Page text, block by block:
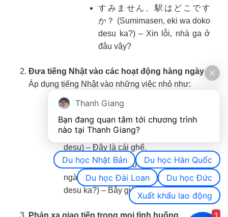
すみません、駅はどこです
か？ (Sumimasen, eki wa doko
desu ka?) – Xin lỗi, nhà ga ở
đâu vậy?
Đưa tiếng Nhật vào các hoạt động hàng ngày
Áp dụng tiếng Nhật vào những việc nhỏ như:
Nói tên đồ vật trong nhà bằng tiếng
Nhật.
Ví dụ: これは椅子です (Kore wa isu
desu) – Đây là cái ghế.
Tự hỏi và trả lời những câu cơ bản hàng
ngày, như: 今何時ですか？(Ima nanji
desu ka?) – Bây giờ là mấy giờ?
Thanh Giang
Bạn đang quan tâm tới chương trình
nào tại Thanh Giang?
Du học Nhật Bản
Du học Hàn Quốc
Du học Đài Loan
Du học Đức
Xuất khẩu lao động